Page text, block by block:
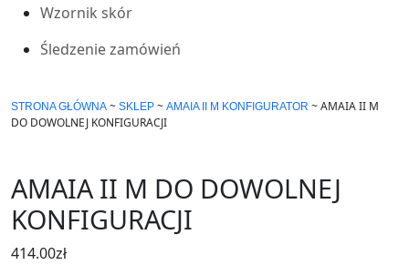
Wzornik skór
Śledzenie zamówień
STRONA GŁÓWNA ~ SKLEP ~ AMAIA II M KONFIGURATOR ~AMAIA II M
DO DOWOLNEJ KONFIGURACJI
AMAIA II M DO DOWOLNEJ
KONFIGURACJI
414.00zł